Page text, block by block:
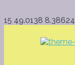
15 49.0138 8.38624